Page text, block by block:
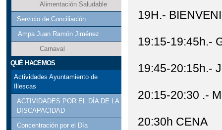
Alimentación Saludable
Servicio de Conciliación
Ampa Juan Ramón Jiménez
Carnaval
QUÉ HACEMOS
Actividades Ayuntamiento de
Illescas
ACTIVIDADES POR EL DÍA DE LA
DISCAPACIDAD
Concentración por el Día
19H.-
19:15-19:45h.-
19:45-20:15h.-
20:15-20:30 .-
20:30h CENA